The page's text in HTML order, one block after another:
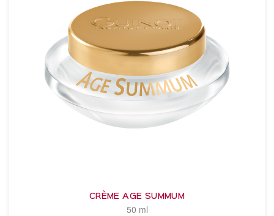
CRÈME AGE SUMMUM
50 ml